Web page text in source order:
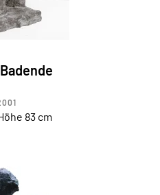
83 cm